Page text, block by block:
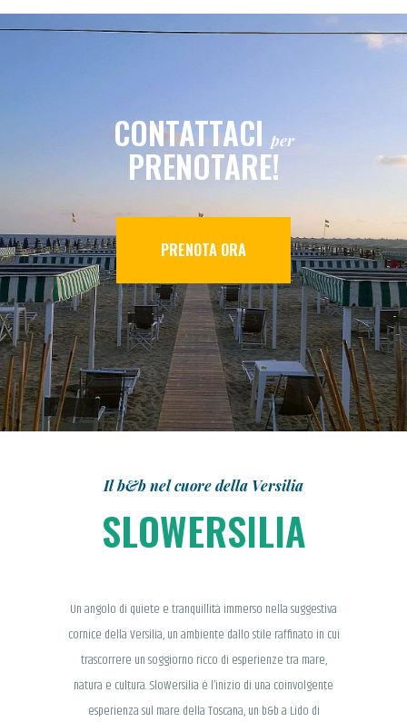
CONTATTACI per
PRENOTARE!
PRENOTA ORA
Il b&b nel cuore della Versilia
SLOWERSILIA
Un angolo di quiete e tranquillità immerso nella suggestiva
cornice della Versilia, un ambiente dallo stile raffinato in cui
trascorrere un soggiorno ricco di esperienze tra mare,
natura e cultura. SloWersilia è l’inizio di una coinvolgente
esperienza sul mare della Toscana, un b&b a Lido di